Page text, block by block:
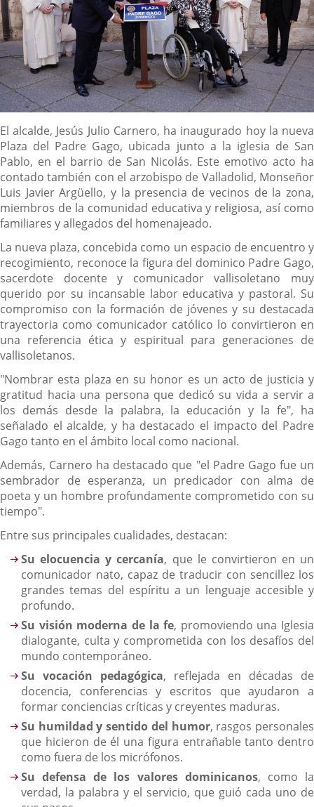
Descripción
El alcalde, Jesús Julio Carnero, ha inaugurado hoy la nueva
Plaza del Padre Gago, ubicada junto a la iglesia de San
Pablo, en el barrio de San Nicolás. Este emotivo acto ha
contado también con el arzobispo de Valladolid, Monseñor
Luis Javier Argüello, y la presencia de vecinos de la zona,
miembros de la comunidad educativa y religiosa, así como
familiares y allegados del homenajeado.
La nueva plaza, concebida como un espacio de encuentro y
recogimiento, reconoce la figura del dominico Padre Gago,
sacerdote docente y comunicador vallisoletano muy
querido por su incansable labor educativa y pastoral. Su
compromiso con la formación de jóvenes y su destacada
trayectoria como comunicador católico lo convirtieron en
una referencia ética y espiritual para generaciones de
vallisoletanos.
"Nombrar esta plaza en su honor es un acto de justicia y
gratitud hacia una persona que dedicó su vida a servir a
los demás desde la palabra, la educación y la fe", ha
señalado el alcalde, y ha destacado el impacto del Padre
Gago tanto en el ámbito local como nacional.
Además, Carnero ha destacado que "el Padre Gago fue un
sembrador de esperanza, un predicador con alma de
poeta y un hombre profundamente comprometido con su
tiempo".
Entre sus principales cualidades, destacan:
Su elocuencia y cercanía, que le convirtieron en un
comunicador nato, capaz de traducir con sencillez los
grandes temas del espíritu a un lenguaje accesible y
profundo.
Su visión moderna de la fe, promoviendo una Iglesia
dialogante, culta y comprometida con los desafíos del
mundo contemporáneo.
Su vocación pedagógica, reflejada en décadas de
docencia, conferencias y escritos que ayudaron a
formar conciencias críticas y creyentes maduras.
Su humildad y sentido del humor, rasgos personales
que hicieron de él una figura entrañable tanto dentro
como fuera de los micrófonos.
Su defensa de los valores dominicanos, como la
verdad, la palabra y el servicio, que guió cada uno de